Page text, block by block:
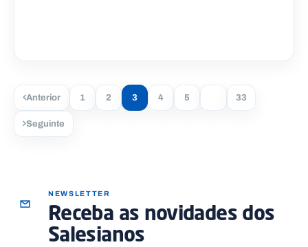
Anterior 1 2 3 4 5
33
Seguinte
NEWSLETTER
Receba as novidades dos
Salesianos